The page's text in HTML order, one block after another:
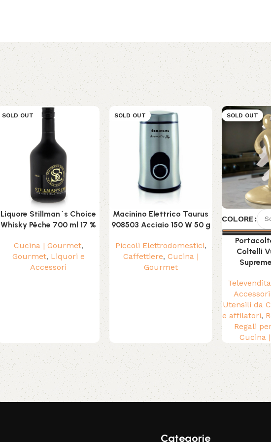
SOLD OUT
Liquore Stillman´s Choice
Whisky Pêche 700 ml 17 %
Cucina | Gourmet,
Gourmet, Liquori e
Accessori
SOLD OUT
Macinino Elettrico Taurus
908503 Acciaio 150 W 50 g
Piccoli Elettrodomestici,
Caffettiere, Cucina |
Gourmet
SOLD OUT
COLORE
Coltelli
Utensili da
e affilatori,
Regali
Cucina
Categorie